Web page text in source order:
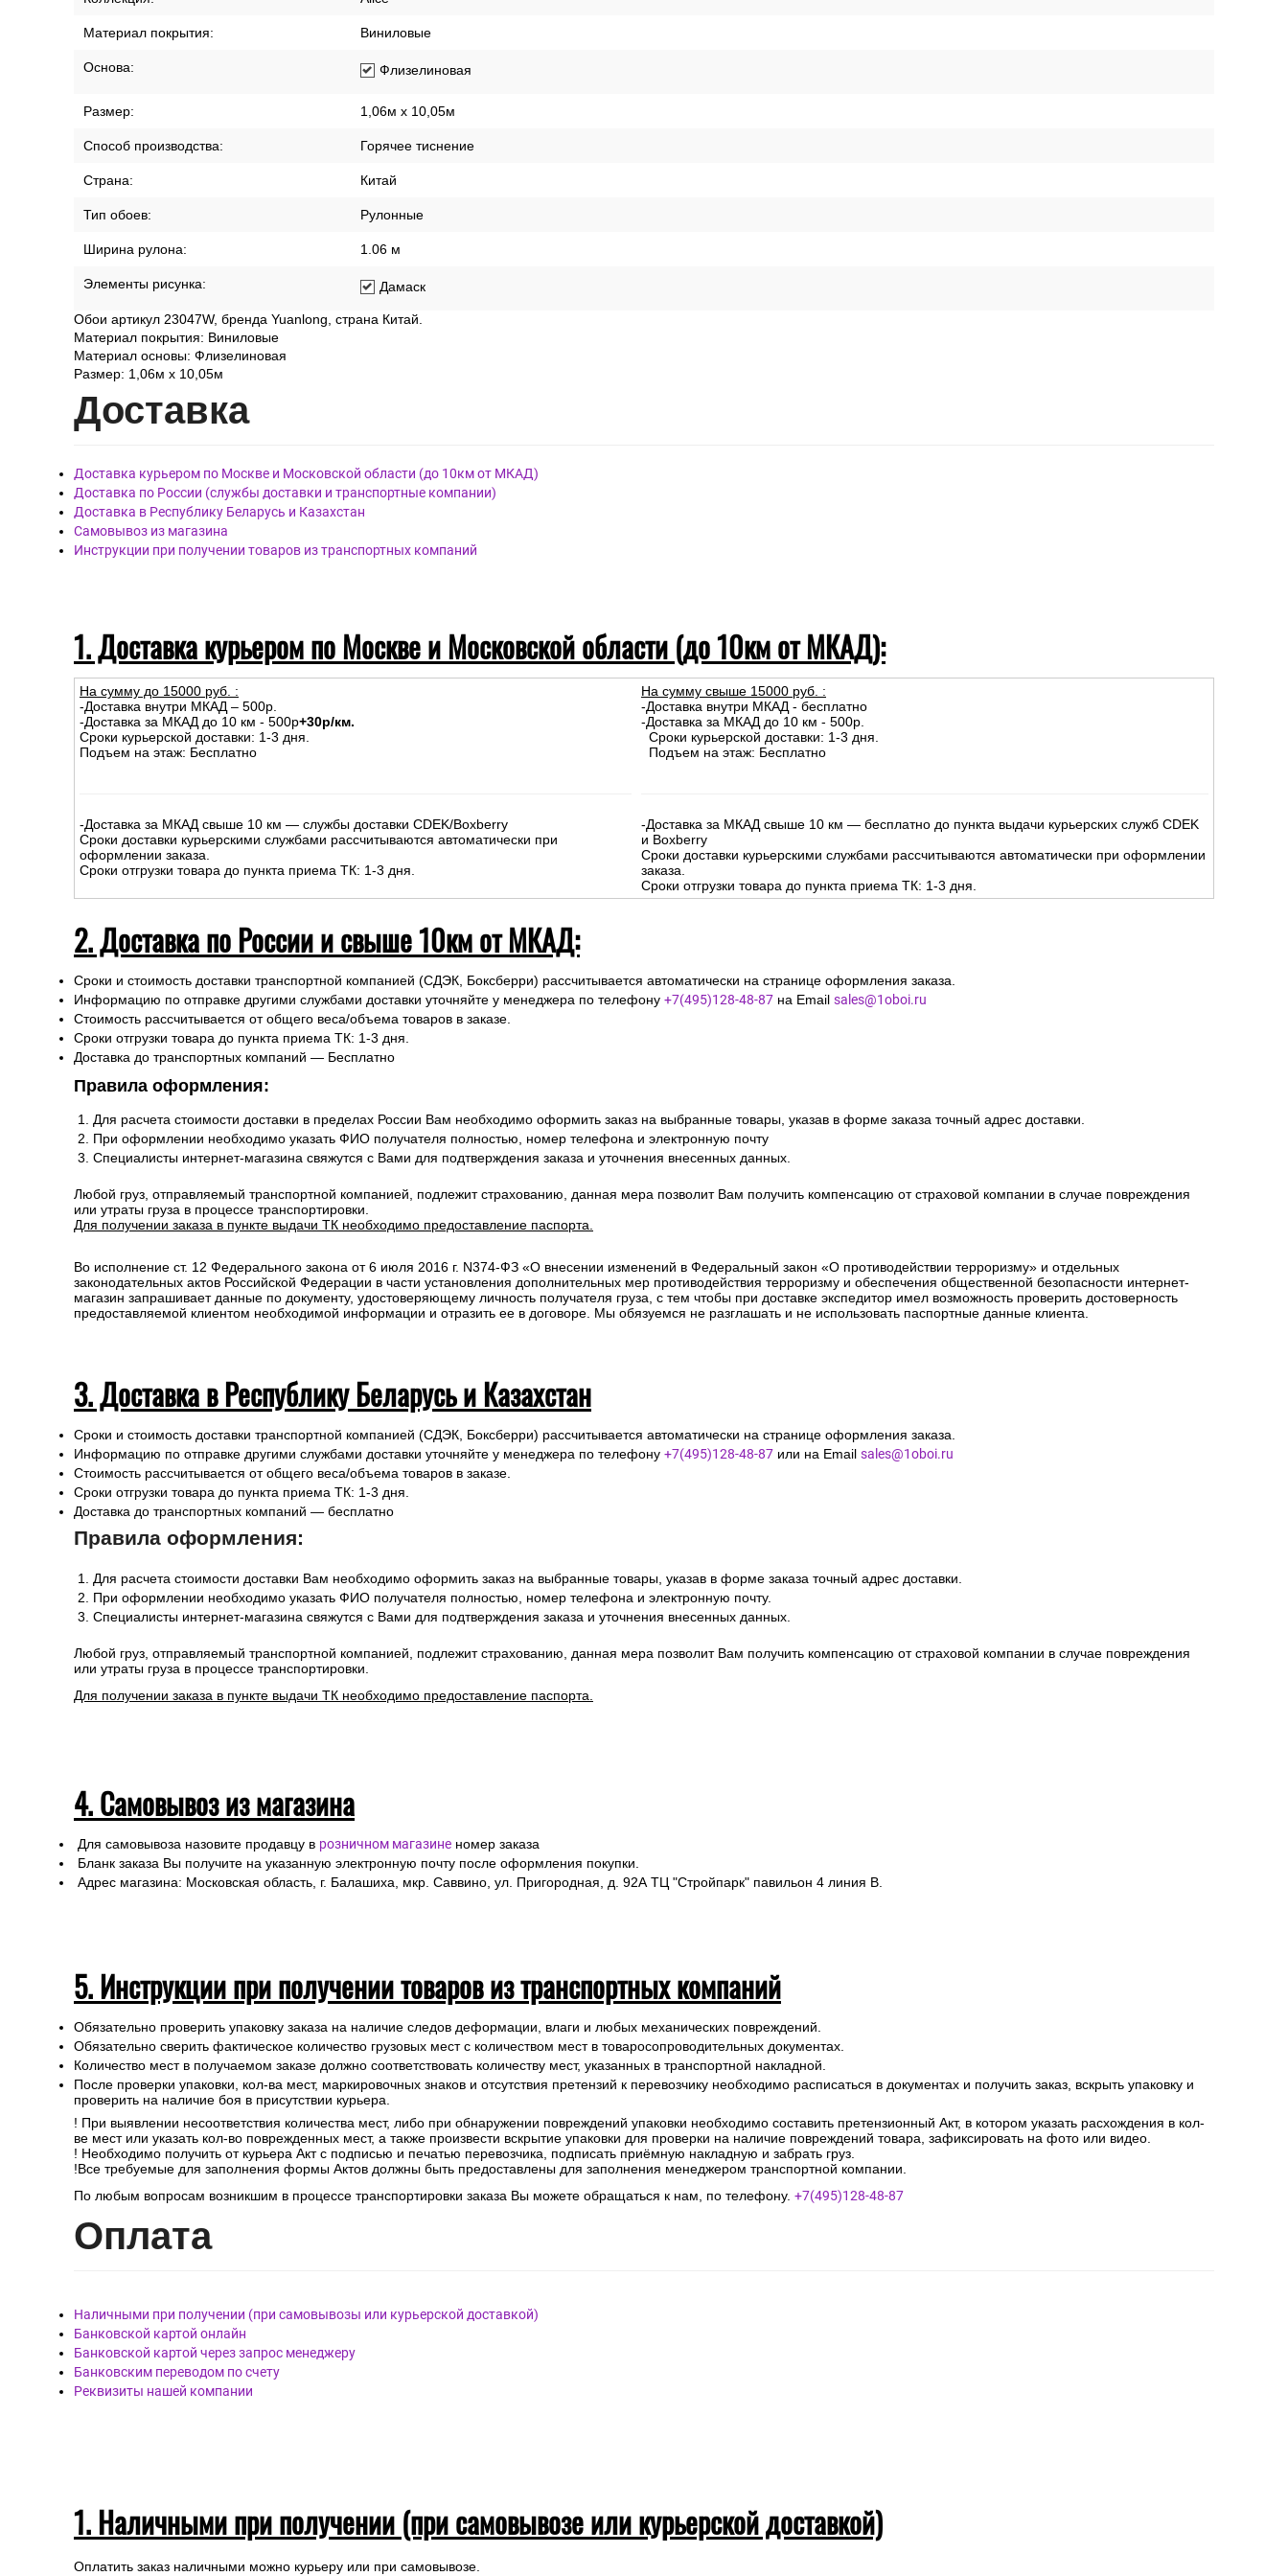
Материал покрытия: Виниловые
Основа: Флизелиновая
Размер: 1,06м х 10,05м
Способ производства: Горячее тиснение
Страна: Китай
Тип обоев: Рулонные
Ширина рулона: 1.06 м
Элементы рисунка: Дамаск
Обои артикул 23047W, бренда Yuanlong, страна Китай.
Материал покрытия: Виниловые
Материал основы: Флизелиновая
Размер: 1,06м х 10,05м
Доставка
Доставка курьером по Москве и Московской области (до 10км от МКАД)
Доставка по России (службы доставки и транспортные компании)
Доставка в Республику Беларусь и Казахстан
Самовывоз из магазина
Инструкции при получении товаров из транспортных компаний
1. Доставка курьером по Москве и Московской области (до 10км от МКАД):
На сумму до 15000 руб. :
-Доставка внутри МКАД – 500р.
-Доставка за МКАД до 10 км - 500р+30р/км.
Сроки курьерской доставки: 1-3 дня.
Подъем на этаж: Бесплатно
-Доставка за МКАД свыше 10 км — службы доставки CDEK/Boxberry
Сроки доставки курьерскими службами рассчитываются автоматически при
оформлении заказа.
Сроки отгрузки товара до пункта приема ТК: 1-3 дня.
На сумму свыше 15000 руб. :
-Доставка внутри МКАД - бесплатно
-Доставка за МКАД до 10 км - 500р.
Сроки курьерской доставки: 1-3 дня.
Подъем на этаж: Бесплатно
-Доставка за МКАД свыше 10 км — бесплатно до пункта выдачи курьерских служб CDEK
и Boxberry
Сроки доставки курьерскими службами рассчитываются автоматически при оформлении
заказа.
Сроки отгрузки товара до пункта приема ТК: 1-3 дня.
2. Доставка по России и свыше 10км от МКАД:
Сроки и стоимость доставки транспортной компанией (СДЭК, Боксберри) рассчитывается автоматически на странице оформления заказа.
Информацию по отправке другими службами доставки уточняйте у менеджера по телефону +7(495)128-48-87 на Email sales@1oboi.ru
Стоимость рассчитывается от общего веса/объема товаров в заказе.
Сроки отгрузки товара до пункта приема ТК: 1-3 дня.
Доставка до транспортных компаний — Бесплатно
Правила оформления:
Для расчета стоимости доставки в пределах России Вам необходимо оформить заказ на выбранные товары, указав в форме заказа точный адрес доставки.
При оформлении необходимо указать ФИО получателя полностью, номер телефона и электронную почту
Специалисты интернет-магазина свяжутся с Вами для подтверждения заказа и уточнения внесенных данных.
Любой груз, отправляемый транспортной компанией, подлежит страхованию, данная мера позволит Вам получить компенсацию от страховой компании в случае повреждения
или утраты груза в процессе транспортировки.
Для получении заказа в пункте выдачи ТК необходимо предоставление паспорта.
Во исполнение ст. 12 Федерального закона от 6 июля 2016 г. N374-ФЗ «О внесении изменений в Федеральный закон «О противодействии терроризму» и отдельных
законодательных актов Российской Федерации в части установления дополнительных мер противодействия терроризму и обеспечения общественной безопасности интернет-
магазин запрашивает данные по документу, удостоверяющему личность получателя груза, с тем чтобы при доставке экспедитор имел возможность проверить достоверность
предоставляемой клиентом необходимой информации и отразить ее в договоре. Мы обязуемся не разглашать и не использовать паспортные данные клиента.
3. Доставка в Республику Беларусь и Казахстан
Сроки и стоимость доставки транспортной компанией (СДЭК, Боксберри) рассчитывается автоматически на странице оформления заказа.
Информацию по отправке другими службами доставки уточняйте у менеджера по телефону +7(495)128-48-87 или на Email sales@1oboi.ru
Стоимость рассчитывается от общего веса/объема товаров в заказе.
Сроки отгрузки товара до пункта приема ТК: 1-3 дня.
Доставка до транспортных компаний — бесплатно
Правила оформления:
Для расчета стоимости доставки Вам необходимо оформить заказ на выбранные товары, указав в форме заказа точный адрес доставки.
При оформлении необходимо указать ФИО получателя полностью, номер телефона и электронную почту.
Специалисты интернет-магазина свяжутся с Вами для подтверждения заказа и уточнения внесенных данных.
Любой груз, отправляемый транспортной компанией, подлежит страхованию, данная мера позволит Вам получить компенсацию от страховой компании в случае повреждения
или утраты груза в процессе транспортировки.
Для получении заказа в пункте выдачи ТК необходимо предоставление паспорта.
4. Самовывоз из магазина
Для самовывоза назовите продавцу в розничном магазине номер заказа
Бланк заказа Вы получите на указанную электронную почту после оформления покупки.
Адрес магазина: Московская область, г. Балашиха, мкр. Саввино, ул. Пригородная, д. 92А ТЦ "Стройпарк" павильон 4 линия В.
5. Инструкции при получении товаров из транспортных компаний
Обязательно проверить упаковку заказа на наличие следов деформации, влаги и любых механических повреждений.
Обязательно сверить фактическое количество грузовых мест с количеством мест в товаросопроводительных документах.
Количество мест в получаемом заказе должно соответствовать количеству мест, указанных в транспортной накладной.
После проверки упаковки, кол-ва мест, маркировочных знаков и отсутствия претензий к перевозчику необходимо расписаться в документах и получить заказ, вскрыть упаковку и
проверить на наличие боя в присутствии курьера.
! При выявлении несоответствия количества мест, либо при обнаружении повреждений упаковки необходимо составить претензионный Акт, в котором указать расхождения в кол-
ве мест или указать кол-во поврежденных мест, а также произвести вскрытие упаковки для проверки на наличие повреждений товара, зафиксировать на фото или видео.
! Необходимо получить от курьера Акт с подписью и печатью перевозчика, подписать приёмную накладную и забрать груз.
!Все требуемые для заполнения формы Актов должны быть предоставлены для заполнения менеджером транспортной компании.
По любым вопросам возникшим в процессе транспортировки заказа Вы можете обращаться к нам, по телефону. +7(495)128-48-87
Оплата
Наличными при получении (при самовывозы или курьерской доставкой)
Банковской картой онлайн
Банковской картой через запрос менеджеру
Банковским переводом по счету
Реквизиты нашей компании
1. Наличными при получении (при самовывозе или курьерской доставкой)
Оплатить заказ наличными можно курьеру или при самовывозе.